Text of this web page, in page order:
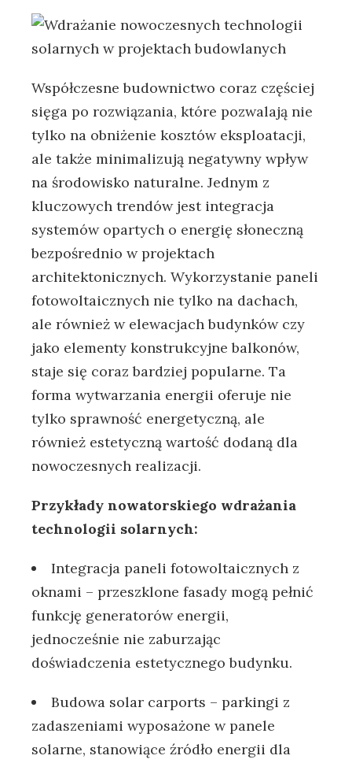
Współczesne budownictwo coraz częściej
sięga po rozwiązania, które pozwalają nie
tylko ⁤na obniżenie ⁤kosztów eksploatacji,
ale także minimalizują negatywny wpływ
na środowisko naturalne. Jednym z
⁣kluczowych ​trendów⁢ jest integracja
systemów opartych o energię ‌słoneczną
‌bezpośrednio w projektach
architektonicznych.⁤ Wykorzystanie paneli
fotowoltaicznych nie tylko na ​dachach,⁢
ale również w elewacjach budynków czy
jako elementy konstrukcyjne balkonów,
staje ‌się⁤ coraz bardziej ⁣popularne. Ta
‌forma wytwarzania energii ⁣oferuje nie
tylko sprawność‌ energetyczną, ale
również ⁢estetyczną wartość dodaną dla
nowoczesnych‌ realizacji.
Przykłady ⁤nowatorskiego wdrażania
technologii solarnych:
Integracja​ paneli‌ fotowoltaicznych z
oknami⁤ – przeszklone fasady mogą pełnić
funkcję generatorów energii,
jednocześnie​ nie zaburzając
doświadczenia ‌estetycznego budynku.
Budowa solar carports – parkingi‍ z⁣
zadaszeniami wyposażone w⁢ panele
solarne, ⁢stanowiące źródło energii dla